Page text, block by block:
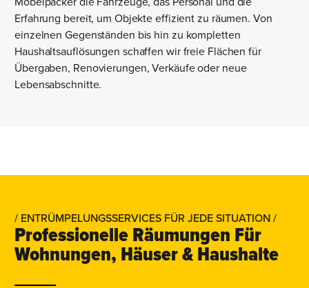
Erfahrung bereit, um Objekte effizient zu räumen. Von
einzelnen Gegenständen bis hin zu kompletten
Haushaltsauflösungen schaffen wir freie Flächen für
Übergaben, Renovierungen, Verkäufe oder neue
Lebensabschnitte.
/ ENTRÜMPELUNGSSERVICES FÜR JEDE SITUATION /
Professionelle Räumungen Für
Wohnungen, Häuser & Haushalte